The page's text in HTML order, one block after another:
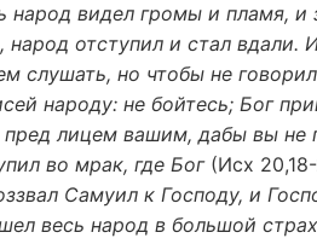
народ видел громы и пламя,
народ отступил и стал
слушать, но чтобы не
народу: не бойтесь; Бог
лицем вашим, дабы вы не
во мрак, где Бог(Исх 20,18-
Самуил к Господу, и
весь народ в большой